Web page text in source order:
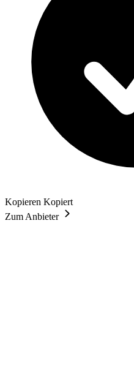
Kopieren Kopiert
Zum Anbieter